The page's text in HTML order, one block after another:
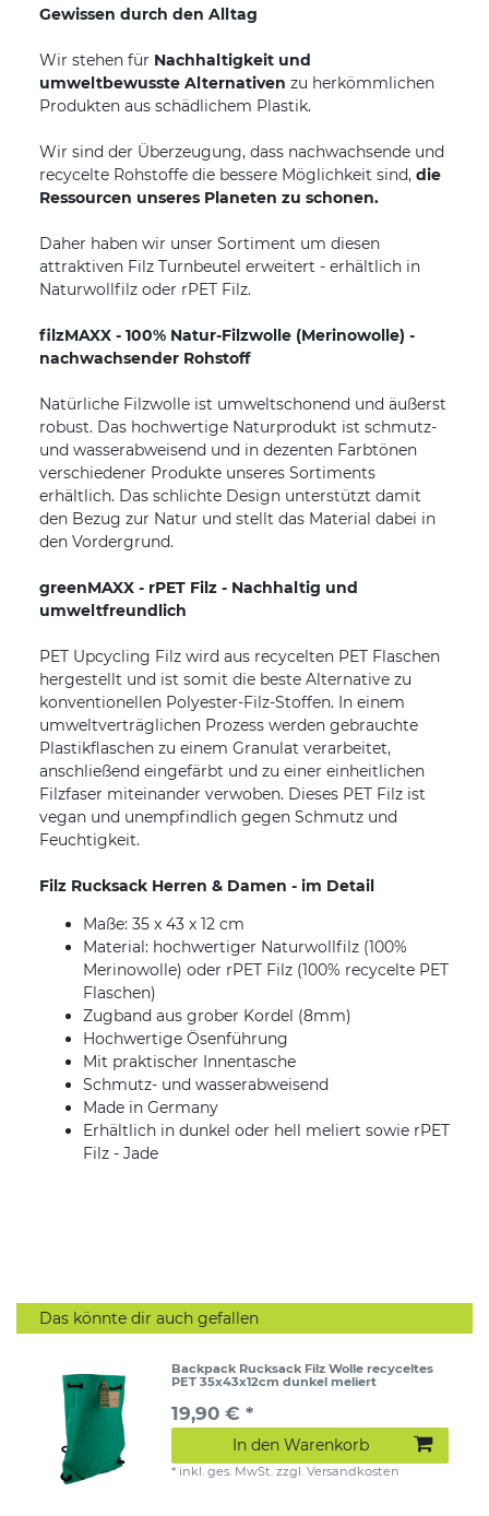
Gewissen durch den Alltag
Wir stehen für Nachhaltigkeit und
umweltbewusste Alternativen zu herkömmlichen
Produkten aus schädlichem Plastik.
Wir sind der Überzeugung, dass nachwachsende und
recycelte Rohstoffe die bessere Möglichkeit sind, die
Ressourcen unseres Planeten zu schonen.
Daher haben wir unser Sortiment um diesen
attraktiven Filz Turnbeutel erweitert - erhältlich in
Naturwollfilz oder rPET Filz.
filzMAXX - 100% Natur-Filzwolle (Merinowolle) -
nachwachsender Rohstoff
Natürliche Filzwolle ist umweltschonend und äußerst
robust. Das hochwertige Naturprodukt ist schmutz-
und wasserabweisend und in dezenten Farbtönen
verschiedener Produkte unseres Sortiments
erhältlich. Das schlichte Design unterstützt damit
den Bezug zur Natur und stellt das Material dabei in
den Vordergrund.
greenMAXX - rPET Filz - Nachhaltig und
umweltfreundlich
PET Upcycling Filz wird aus recycelten PET Flaschen
hergestellt und ist somit die beste Alternative zu
konventionellen Polyester-Filz-Stoffen. In einem
umweltverträglichen Prozess werden gebrauchte
Plastikflaschen zu einem Granulat verarbeitet,
anschließend eingefärbt und zu einer einheitlichen
Filzfaser miteinander verwoben. Dieses PET Filz ist
vegan und unempfindlich gegen Schmutz und
Feuchtigkeit.
Filz Rucksack Herren & Damen - im Detail
Maße: 35 x 43 x 12 cm
Material: hochwertiger Naturwollfilz (100%
Merinowolle) oder rPET Filz (100% recycelte PET
Flaschen)
Zugband aus grober Kordel (8mm)
Hochwertige Ösenführung
Mit praktischer Innentasche
Schmutz- und wasserabweisend
Made in Germany
Erhältlich in dunkel oder hell meliert sowie rPET
Filz - Jade
Das könnte dir auch gefallen
Backpack Rucksack Filz Wolle recyceltes
PET 35x43x12cm dunkel meliert
19,90 € *
In den Warenkorb
* inkl. ges. MwSt. zzgl.Versandkosten